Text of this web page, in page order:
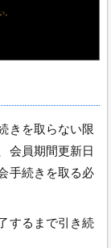
きを取らない限
会員期間更新日
手続きを取る必
するまで引き続